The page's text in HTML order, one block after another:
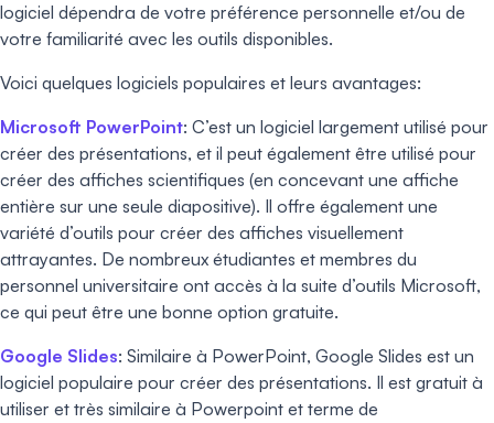
logiciel dépendra de votre préférence personnelle et/ou de
votre familiarité avec les outils disponibles.
Voici quelques logiciels populaires et leurs avantages:
Microsoft PowerPoint: C’est un logiciel largement utilisé pour
créer des présentations, et il peut également être utilisé pour
créer des affiches scientifiques (en concevant une affiche
entière sur une seule diapositive). Il offre également une
variété d’outils pour créer des affiches visuellement
attrayantes. De nombreux étudiantes et membres du
personnel universitaire ont accès à la suite d’outils Microsoft,
ce qui peut être une bonne option gratuite.
Google Slides: Similaire à PowerPoint, Google Slides est un
logiciel populaire pour créer des présentations. Il est gratuit à
utiliser et très similaire à Powerpoint et terme de